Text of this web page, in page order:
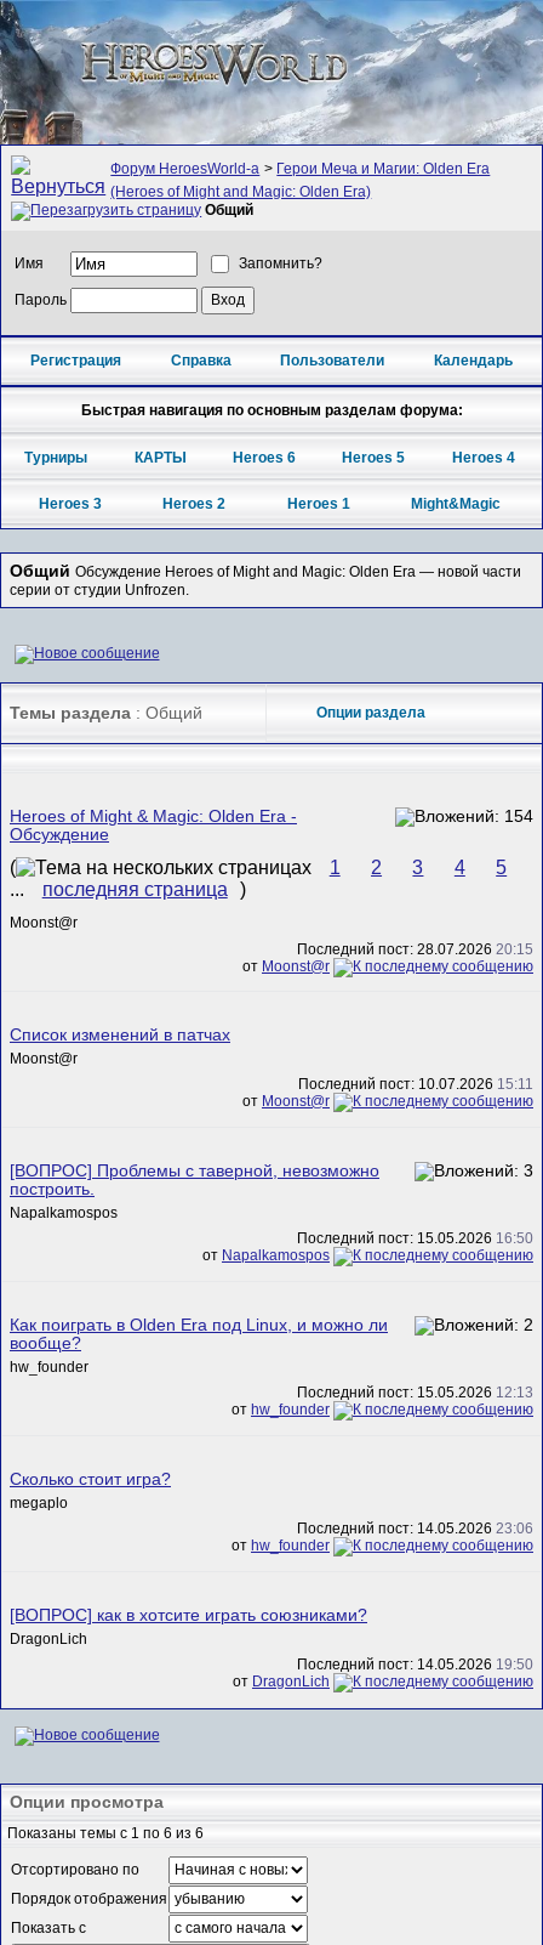
Форум HeroesWorld-а > Герои Меча и Магии: Olden Era
(Heroes of Might and Magic: Olden Era)
Общий
Имя Запомнить?
Пароль
Регистрация Справка Пользователи Календарь
Быстрая навигация по основным разделам форума:
Турниры КАРТЫ Heroes 6 Heroes 5 Heroes 4
Heroes 3 Heroes 2 Heroes 1 Might&Magic
Общий Обсуждение Heroes of Might and Magic: Olden Era — новой части
серии от студии Unfrozen.
Темы раздела : Общий Опции раздела
Heroes of Might & Magic: Olden Era -
Обсуждение
( 1 2 3 4
5
...
последняя страница )
Mооnst@r
Последний пост: 28.07.2026 20:15
от Mооnst@r
Список изменений в патчах
Mооnst@r
Последний пост: 10.07.2026 15:11
от Mооnst@r
[ВОПРОС] Проблемы с таверной, невозможно
построить.
Napalkamospos
Последний пост: 15.05.2026 16:50
от Napalkamospos
Как поиграть в Olden Era под Linux, и можно ли
вообще?
hw_founder
Последний пост: 15.05.2026 12:13
от hw_founder
Сколько стоит игра?
megaplo
Последний пост: 14.05.2026 23:06
от hw_founder
[ВОПРОС] как в хотсите играть союзниками?
DragonLich
Последний пост: 14.05.2026 19:50
от DragonLich
Опции просмотра
Показаны темы с 1 по 6 из 6
Отсортировано по
Порядок отображения
Показать с